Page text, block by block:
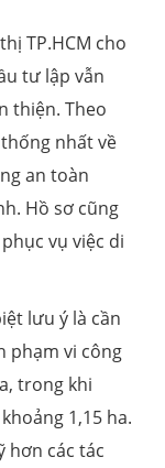
TP.HCM cho
tư lập vẫn
thiện. Theo
nhất về
an toàn
Hồ sơ cũng
vụ việc di
lưu ý là cần
phạm vi công
trong khi
1,15 ha.
hơn các tác